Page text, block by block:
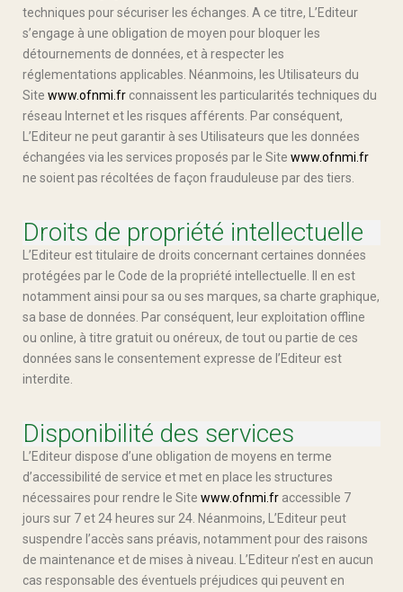
techniques pour sécuriser les échanges. A ce titre, L’Editeur
s’engage à une obligation de moyen pour bloquer les
détournements de données, et à respecter les
réglementations applicables. Néanmoins, les Utilisateurs du
Site www.ofnmi.fr connaissent les particularités techniques du
réseau Internet et les risques afférents. Par conséquent,
L’Editeur ne peut garantir à ses Utilisateurs que les données
échangées via les services proposés par le Site www.ofnmi.fr
ne soient pas récoltées de façon frauduleuse par des tiers.
Droits de propriété intellectuelle
L’Editeur est titulaire de droits concernant certaines données
protégées par le Code de la propriété intellectuelle. Il en est
notamment ainsi pour sa ou ses marques, sa charte graphique,
sa base de données. Par conséquent, leur exploitation offline
ou online, à titre gratuit ou onéreux, de tout ou partie de ces
données sans le consentement expresse de l’Editeur est
interdite.
Disponibilité des services
L’Editeur dispose d’une obligation de moyens en terme
d’accessibilité de service et met en place les structures
nécessaires pour rendre le Site www.ofnmi.fr accessible 7
jours sur 7 et 24 heures sur 24. Néanmoins, L’Editeur peut
suspendre l’accès sans préavis, notamment pour des raisons
de maintenance et de mises à niveau. L’Editeur n’est en aucun
cas responsable des éventuels préjudices qui peuvent en